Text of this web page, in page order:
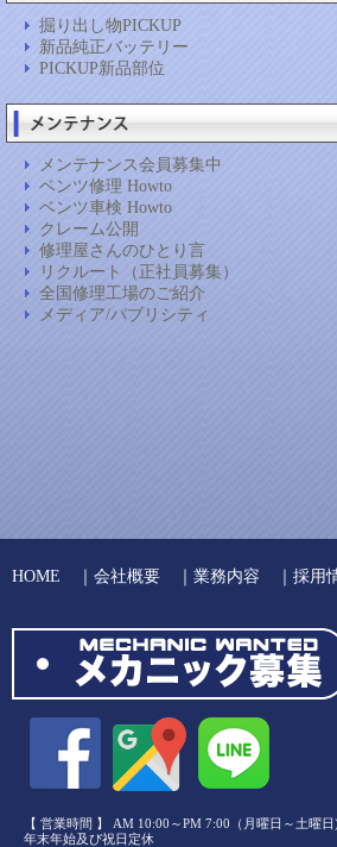
掘り出し物PICKUP
新品純正バッテリー
PICKUP新品部位
メンテナンス会員募集中
ベンツ修理 Howto
ベンツ車検 Howto
クレーム公開
修理屋さんのひとり言
リクルート（正社員募集）
全国修理工場のご紹介
メディア/パブリシティ
HOME 会社概要 業務内容 採用
【 営業時間 】 AM 10:00～PM 7:00（月曜日～土曜
年末年始及び祝日定休